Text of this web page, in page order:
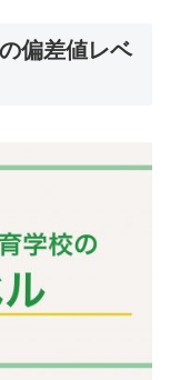
偏差値レベ